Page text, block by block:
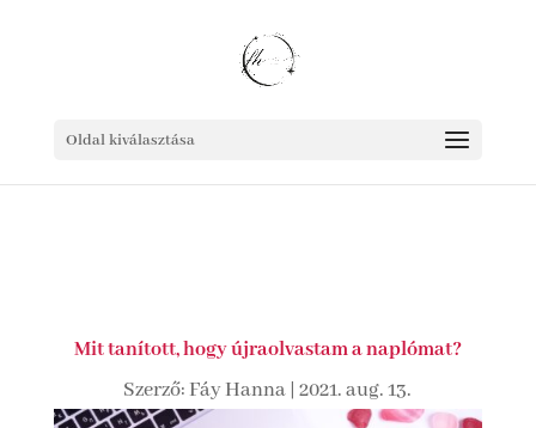
Oldal kiválasztása
Mit tanított, hogy újraolvastam a naplómat?
Szerző:Fáy Hanna |2021. aug. 13.